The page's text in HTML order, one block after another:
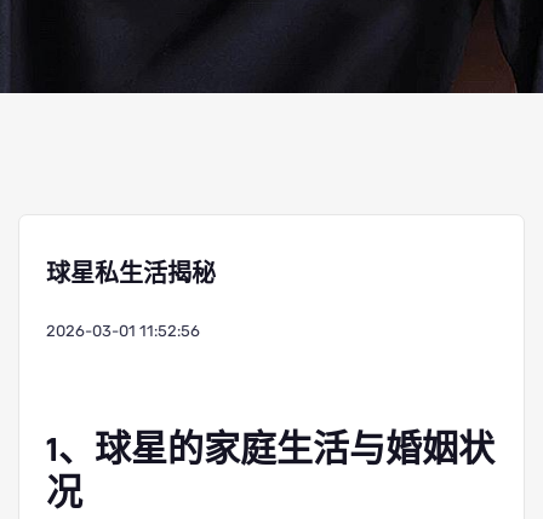
球星私生活揭秘
2026-03-01 11:52:56
1、球星的家庭生活与婚姻状
况